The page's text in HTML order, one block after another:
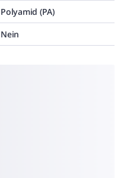
Polyamid (PA)
Nein